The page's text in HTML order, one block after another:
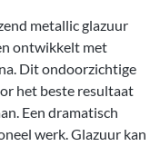
metallic glazuur
ontwikkelt met
Dit ondoorzichtige
het beste resultaat
Een dramatisch
werk. Glazuur kan